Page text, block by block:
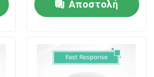
γραφείαΑποστολή